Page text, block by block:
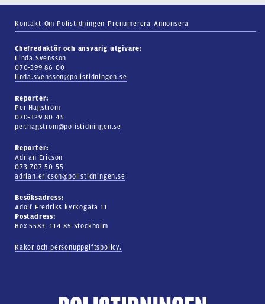
Kontakt Om Polistidningen Prenumerera Annonsera
Chefredaktör och ansvarig utgivare:
Linda Svensson
070-399 86 00
linda.svensson@polistidningen.se
Reporter:
Per Hagström
070-329 80 45
per.hagstrom@polistidningen.se
Reporter:
Adrian Ericson
073-707 50 55
adrian.ericson@polistidningen.se
Besöksadress:
Adolf Fredriks kyrkogata 11
Postadress:
Box 5583, 114 85 Stockholm
Kakor och personuppgiftspolicy.